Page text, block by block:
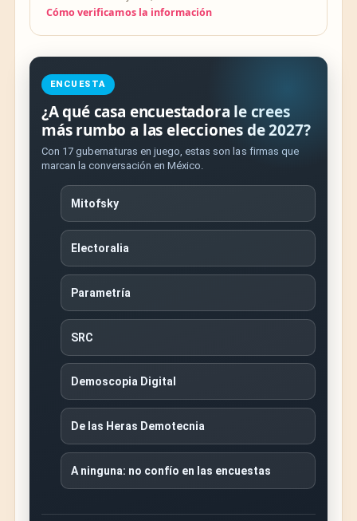
Cómo verificamos la información
ENCUESTA
¿A qué casa encuestadora le crees
más rumbo a las elecciones de 2027?
Con 17 gubernaturas en juego, estas son las firmas que
marcan la conversación en México.
Mitofsky
Electoralia
Parametría
SRC
Demoscopia Digital
De las Heras Demotecnia
A ninguna: no confío en las encuestas